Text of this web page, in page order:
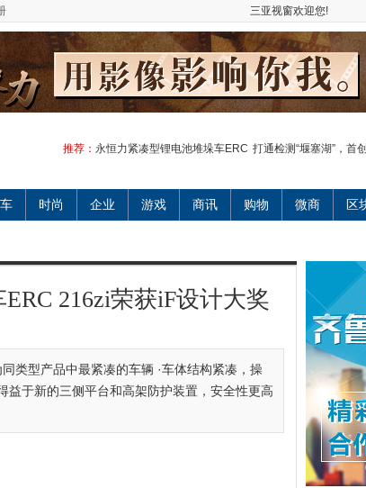
三亚视窗欢迎您!
推荐： 永恒力紧凑型锂电池堆垛车ERC 打通检测“堰塞湖”，首
时尚 企业 游戏 商讯 购物 微商 区
216zi荣获iF设计大奖
类型产品中最紧凑的车辆 ·车体结构紧凑，操
益于新的三侧平台和高架防护装置，安全性更高